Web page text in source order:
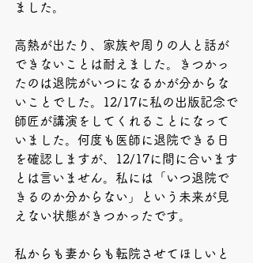
ました。
高熱が出たり、家族や周りの人と話が
できないことは耐えました。きつかっ
たのは退院がいつになるかが分からな
いことでした。12/17に私の出版記念で
師匠が講演をしてくれることになって
いました。何度も医師に退院できる日
を確認しますが、12/17に間に合います
とは言いません。私には「いつ退院で
きるのか分からない」という未来が見
えない状態がきつかったです。
私からも妻からも転院させてほしいと